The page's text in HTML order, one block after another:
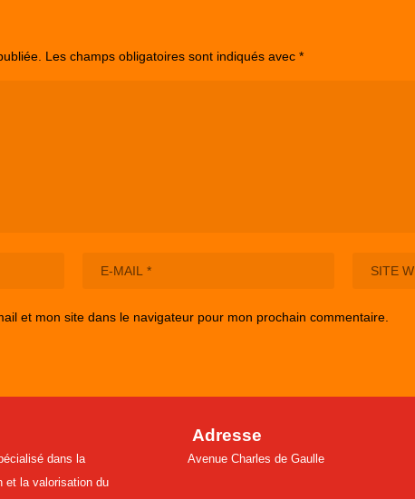
Les champs obligatoires sont indiqués avec*
et mon site dans le navigateur pour mon prochain commentaire.
dans la
et la valorisation du
Adresse
Avenue Charles de Gaulle